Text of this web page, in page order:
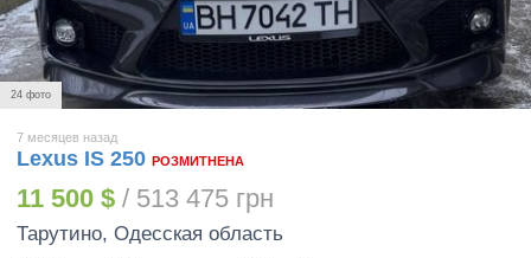
24 фото
7 месяцев назад
Lexus IS 250 РОЗМИТНЕНА
11 500 $ / 513 475 грн
Тарутино, Одесская область